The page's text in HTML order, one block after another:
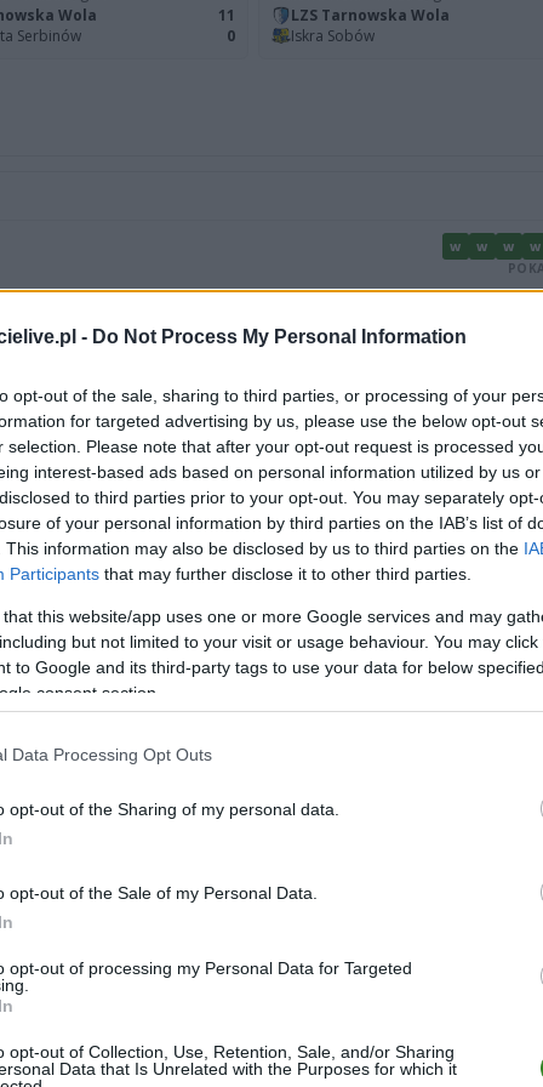
- Do Not Process My Personal Information
opt-out of the sale, sharing to third parties, or processing of your
for targeted advertising by us, please use the below opt-out
selection. Please note that after your opt-out request is processed
interest-based ads based on personal information utilized by us
to third parties prior to your opt-out. You may separately
of your personal information by third parties on the IAB’s list of
This information may also be disclosed by us to third parties on the
Participants that may further disclose it to other third parties.
that this website/app uses one or more Google services and may
but not limited to your visit or usage behaviour. You may
to Google and its third-party tags to use your data for below
consent section.
Data Processing Opt Outs
opt-out of the Sharing of my personal data.
opt-out of the Sale of my Personal Data.
opt-out of processing my Personal Data for Targeted
opt-out of Collection, Use, Retention, Sale, and/or Sharing
Data that Is Unrelated with the Purposes for which it
Wola
11
Serbinów
0
LZS Tarnowska Wola
Iskra Sobów
W W W W
LIGA MIEJSCE
I
I
ZOBACZ WIĘCEJ (12)